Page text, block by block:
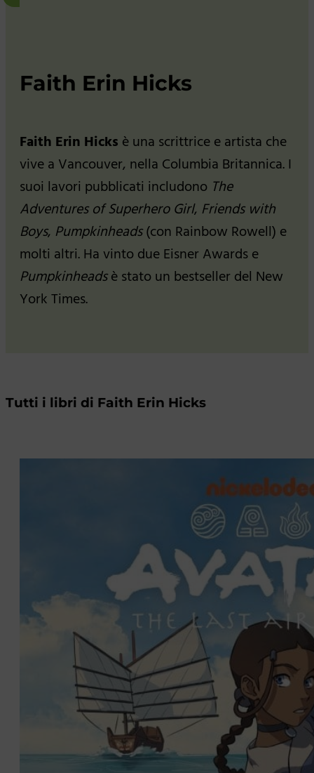
Faith Erin Hicks
Faith Erin Hicks è una scrittrice e artista che
vive a Vancouver, nella Columbia Britannica. I
suoi lavori pubblicati includono The
Adventures of Superhero Girl, Friends with
Boys, Pumpkinheads(con Rainbow Rowell) e
molti altri. Ha vinto due Eisner Awards e
Pumpkinheadsè stato un bestseller del New
York Times.
Tutti i libri di Faith Erin Hicks